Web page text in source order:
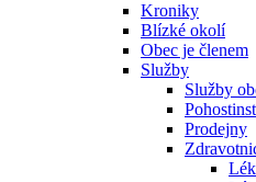
Kroniky
Blízké okolí
Obec je členem
Služby
Služby
Prodejny